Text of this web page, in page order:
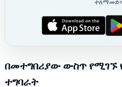
በመተግበሪያው ውስጥ የሚገኙ
ተግባራት